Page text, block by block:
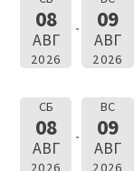
08
АВГ
2026
09
АВГ
2026
СБ
08
АВГ
2026
ВС
09
АВГ
2026